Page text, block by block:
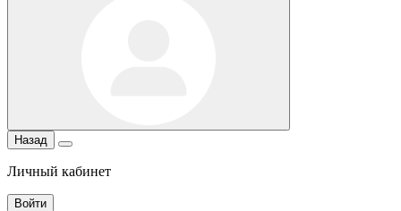
Назад
Личный кабинет
Войти